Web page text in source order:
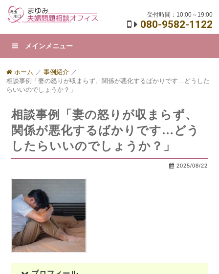
受付時間：10:00～19:00
080-9582-1122
メインメニュー
ホーム ／事例紹介 ／
相談事例「妻の怒りが収まらず、関係が悪化するばかりです…どうした
らいいのでしょうか？」
相談事例「妻の怒りが収まらず、
関係が悪化するばかりです…どう
したらいいのでしょうか？」
2025/08/22